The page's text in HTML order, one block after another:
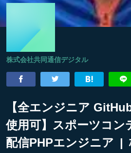
株式会社共同通信デジタル
【全エンジニア
使用可】スポーツコン
配信PHPエンジニア |